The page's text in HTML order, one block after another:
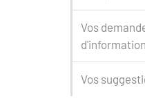
Vos
Vos